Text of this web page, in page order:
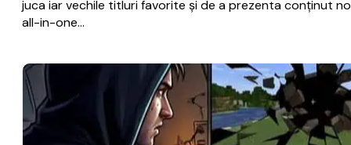
juca iar vechile titluri favorite și de a prezenta conținut
all-in-one…